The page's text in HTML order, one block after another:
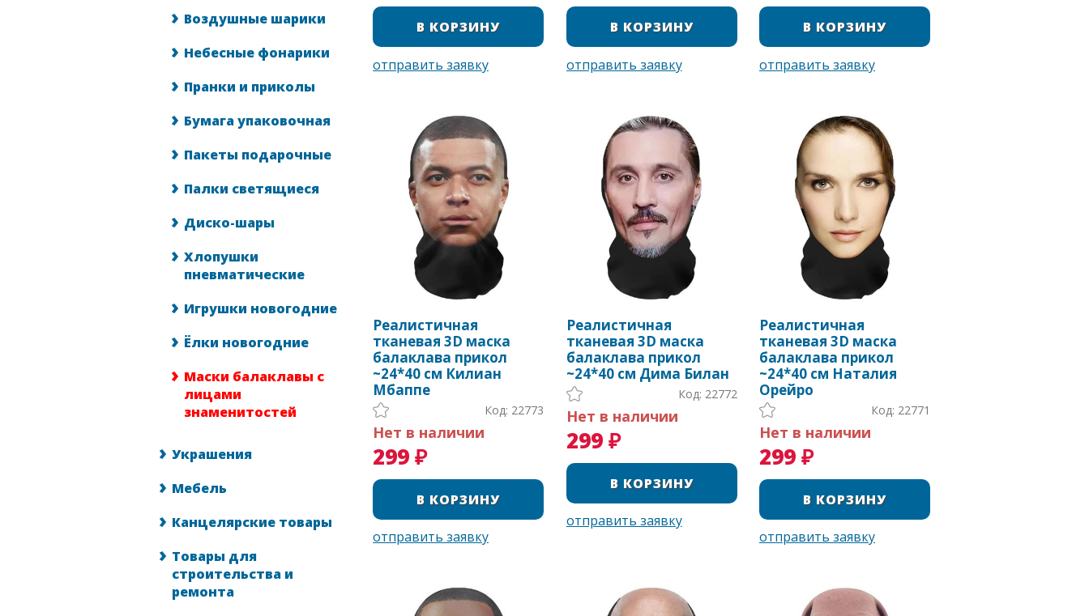
Воздушные шарики
Небесные фонарики
Пранки и приколы
Бумага упаковочная
Пакеты подарочные
Палки светящиеся
Диско-шары
Хлопушки
пневматические
Игрушки новогодние
Ёлки новогодние
Маски балаклавы с
лицами
знаменитостей
Украшения
Мебель
Канцелярские товары
Товары для
строительства и
ремонта
Реалистичная
тканевая 3D маска
балаклава прикол
~24*40 см Килиан
Мбаппе
Код: 22773
Нет в наличии
299 ₽
Реалистичная
тканевая 3D маска
балаклава прикол
~24*40 см Дима Билан
Код: 22772
Нет в наличии
299 ₽
Реалистичная
тканевая 3D маска
балаклава прикол
~24*40 см Наталия
Орейро
Код: 22771
Нет в наличии
299 ₽